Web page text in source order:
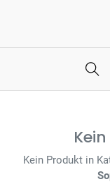
Kein Produkt in